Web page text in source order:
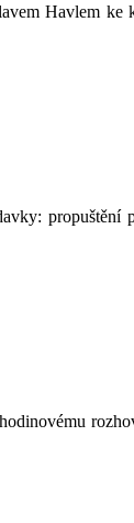
Havlem ke
propuštění